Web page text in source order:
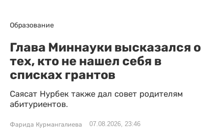
Образование
Глава Миннауки высказался о
тех, кто не нашел себя в
списках грантов
Саясат Нурбек также дал совет родителям
абитуриентов.
Фарида Курмангалиева 07.08.2026, 23:46